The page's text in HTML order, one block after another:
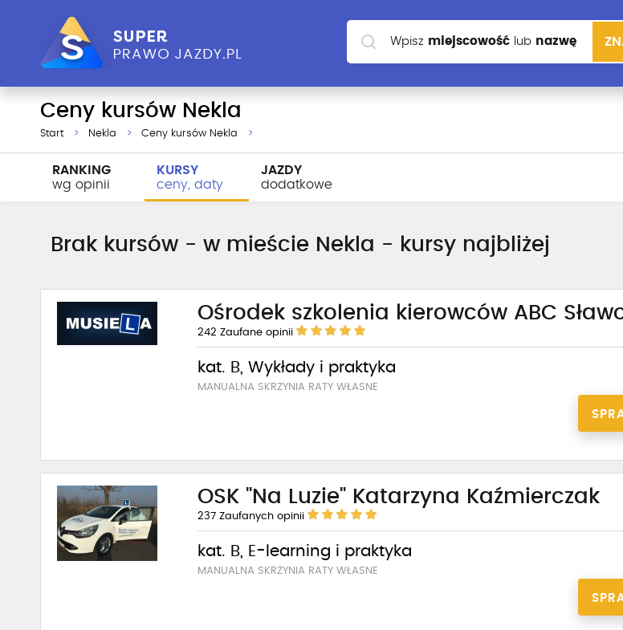
Wpisz miejscowość lub nazwę
szkoły
Ceny kursów Nekla
Start Nekla Ceny kursów Nekla
RANKING
wg opinii
KURSY
ceny, daty
JAZDY
dodatkowe
Brak kursów - w mieście Nekla - kursy najbliżej
Ośrodek szkolenia kierowców ABC
242 Zaufane opinii
kat. B, Wykłady i praktyka
MANUALNA SKRZYNIA RATY WŁASNE
OSK "Na Luzie" Katarzyna Kaźmierczak
237 Zaufanych opinii
kat. B, E-learning i praktyka
MANUALNA SKRZYNIA RATY WŁASNE